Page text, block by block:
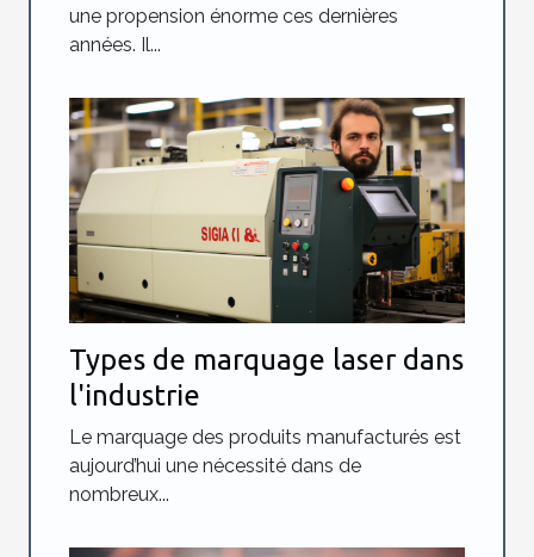
une propension énorme ces dernières
années. Il...
Types de marquage laser dans
l'industrie
Le marquage des produits manufacturés est
aujourd’hui une nécessité dans de
nombreux...